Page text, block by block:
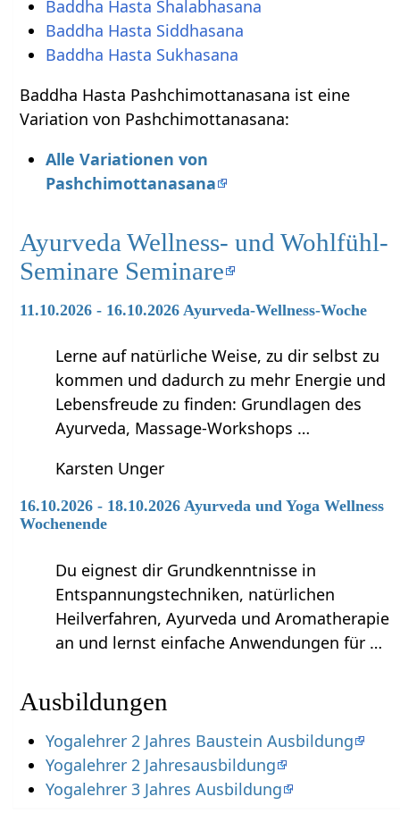
Baddha Hasta Shalabhasana
Baddha Hasta Siddhasana
Baddha Hasta Sukhasana
Baddha Hasta Pashchimottanasana ist eine
Variation von Pashchimottanasana:
Alle Variationen von
Pashchimottanasana
Ayurveda Wellness- und Wohlfühl-
Seminare Seminare
11.10.2026 - 16.10.2026 Ayurveda-Wellness-Woche
Lerne auf natürliche Weise, zu dir selbst zu
kommen und dadurch zu mehr Energie und
Lebensfreude zu finden: Grundlagen des
Ayurveda, Massage-Workshops …
Karsten Unger
16.10.2026 - 18.10.2026 Ayurveda und Yoga Wellness
Wochenende
Du eignest dir Grundkenntnisse in
Entspannungstechniken, natürlichen
Heilverfahren, Ayurveda und Aromatherapie
an und lernst einfache Anwendungen für …
Ausbildungen
Yogalehrer 2 Jahres Baustein Ausbildung
Yogalehrer 2 Jahresausbildung
Yogalehrer 3 Jahres Ausbildung